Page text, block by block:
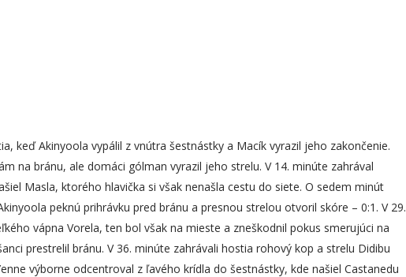
keď Akinyoola vypálil z vnútra šestnástky a Macík vyrazil jeho zakončenie.
na bránu, ale domáci gólman vyrazil jeho strelu. V 14. minúte zahrával
Masla, ktorého hlavička si však nenašla cestu do siete. O sedem minút
peknú prihrávku pred bránu a presnou strelou otvoril skóre – 0:1. V 29.
vápna Vorela, ten bol však na mieste a zneškodnil pokus smerujúci na
prestrelil bránu. V 36. minúte zahrávali hostia rohový kop a strelu Didibu
výborne odcentroval z ľavého krídla do šestnástky, kde našiel Castanedu